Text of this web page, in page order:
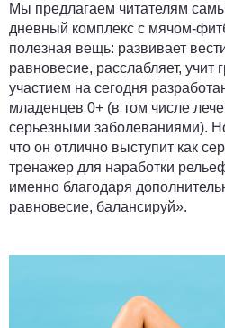
Мы предлагаем читателям
дневный комплекс с мячом-
полезная вещь: развивает
равновесие, расслабляет, учит
участием на сегодня
младенцев 0+ (в том числе
серьезными заболеваниями).
что он отлично выступит как
тренажер для наработки
именно благодаря
равновесие, балансируй».